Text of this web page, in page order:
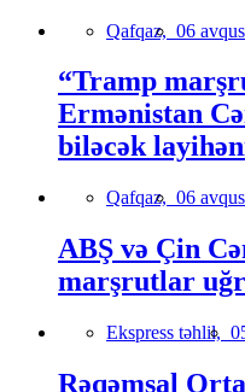
Qafqaz, 06
“Tramp
Ermənistan
biləcək
Qafqaz, 06
ABŞ və Çin
marşrutlar
Ekspress təhlil,
Rəqəmsal